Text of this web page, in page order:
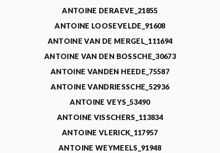
ANTOINE DERAEVE_21855
ANTOINE LOOSEVELDE_91608
ANTOINE VAN DE MERGEL_111694
ANTOINE VAN DEN BOSSCHE_30673
ANTOINE VANDEN HEEDE_75587
ANTOINE VANDRIESSCHE_52936
ANTOINE VEYS_53490
ANTOINE VISSCHERS_113834
ANTOINE VLERICK_117957
ANTOINE WEYMEELS_91948